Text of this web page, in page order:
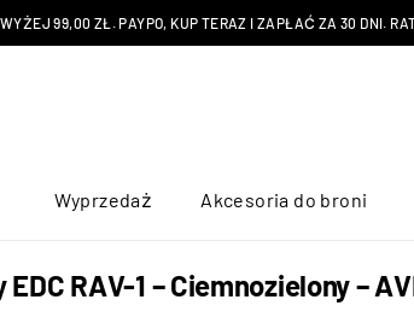
99,00 ZŁ. PAYPO, KUP TERAZ I ZAPŁAĆ ZA 30 DNI.
Wyprzedaż Akcesoria do broni
RAV-1 – Ciemnozielony –